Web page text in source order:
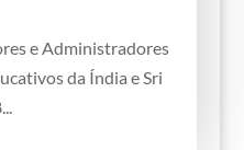
e Administradores
da Índia e Sri